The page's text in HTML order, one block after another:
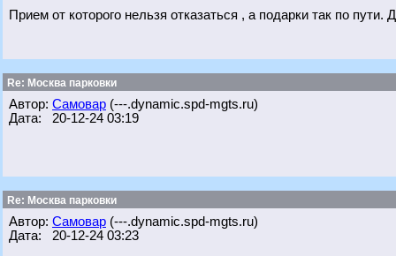
Прием от которого нельзя отказаться , а подарки так по
Re: Москва парковки
Автор: Самовар (---.dynamic.spd-mgts.ru)
Дата: 20-12-24 03:19
Re: Москва парковки
Автор: Самовар (---.dynamic.spd-mgts.ru)
Дата: 20-12-24 03:23